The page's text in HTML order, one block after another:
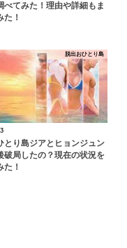
べてみた！理由や詳細もま
た！
脱出おひとり島
とり島ジアとヒョンジュン
破局したの？現在の状況を
た！